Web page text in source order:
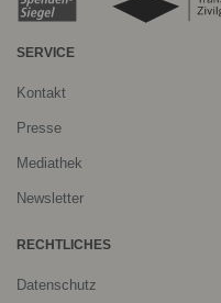
SERVICE
Kontakt
Presse
Mediathek
Newsletter
RECHTLICHES
Datenschutz